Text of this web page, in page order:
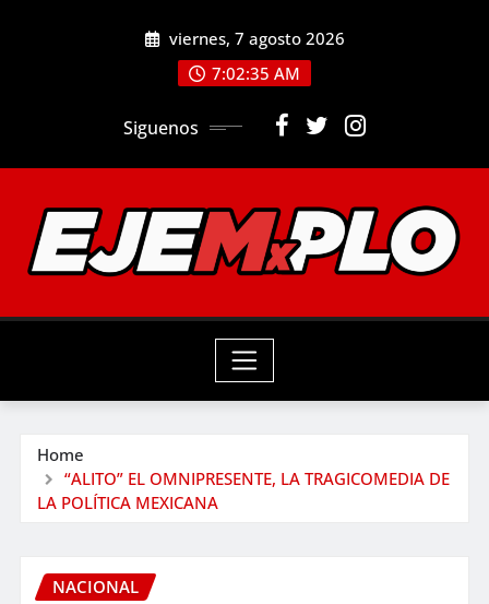
viernes, 7 agosto 2026
7:02:36 AM
Siguenos
Home
“ALITO” EL OMNIPRESENTE, LA TRAGICOMEDIA DE
LA POLÍTICA MEXICANA
NACIONAL